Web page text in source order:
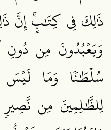
ذَٰلِكَ فِي كِتَٰبٍۚ إِنَّ
وَيَعۡبُدُونَ مِن دُونِ
سُلۡطَٰنٗا وَمَا
لِلظَّٰلِمِينَ مِن نَّصِيرٖ